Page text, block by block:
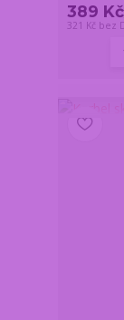
389 Kč
321 Kč bez